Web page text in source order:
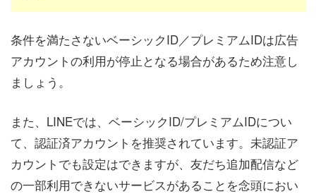
条件を満たさないベーシックID／プレミアムIDは広告
アカウントの利用が停止となる場合があるため注意し
ましょう。
また、LINEでは、ベーシックID/プレミアムIDについ
て、認証済アカウントを推奨されています。未認証ア
カウントでも設定はできますが、友だち追加配信など
の一部利用できないサービスがあることを念頭におい